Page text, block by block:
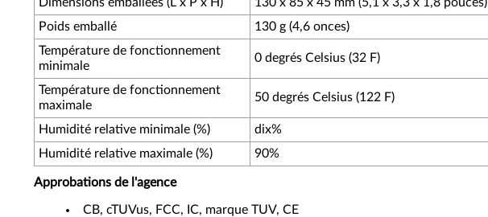
Poids emballé
130 g (4,6 onces)
Température de fonctionnement
minimale
0 degrés Celsius (32 F)
Température de fonctionnement
maximale
50 degrés Celsius (122 F)
Humidité relative minimale (%)
dix%
Humidité relative maximale (%)
90%
Approbations de l'agence
CB, cTUVus, FCC, IC, marque TUV, CE